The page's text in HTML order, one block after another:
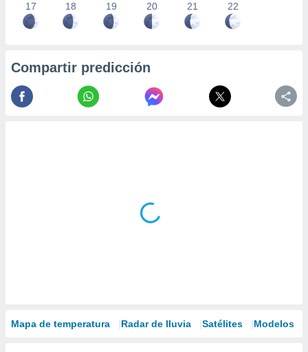
17 18 19 20 21 22
Compartir predicción
Mapa de temperatura Radar de lluvia Satélites Modelos